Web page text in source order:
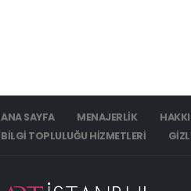
ANA SAYFA MENAJERLIK
BILGI TOPLULUĞU HIZMETLERI